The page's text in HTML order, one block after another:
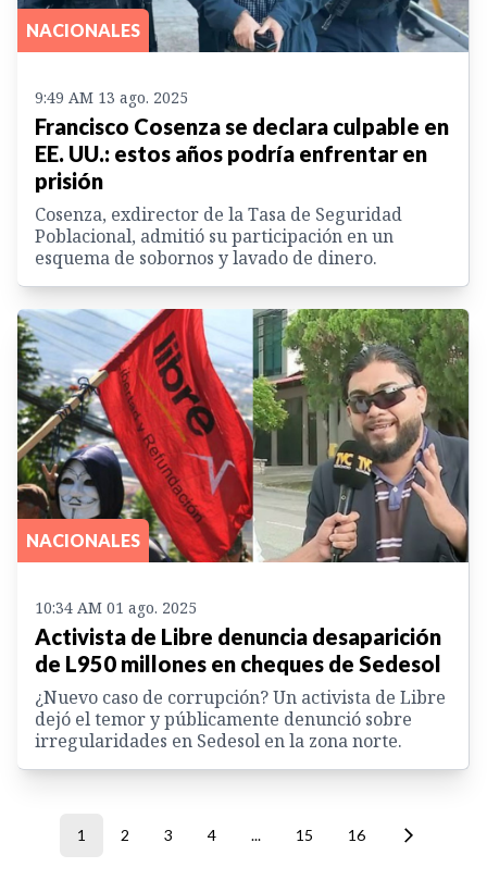
NACIONALES
9:49 AM 13 ago. 2025
Francisco Cosenza se declara culpable en
EE. UU.: estos años podría enfrentar en
prisión
Cosenza, exdirector de la Tasa de Seguridad
Poblacional, admitió su participación en un
esquema de sobornos y lavado de dinero.
NACIONALES
10:34 AM 01 ago. 2025
Activista de Libre denuncia desaparición
de L950 millones en cheques de Sedesol
¿Nuevo caso de corrupción? Un activista de Libre
dejó el temor y públicamente denunció sobre
irregularidades en Sedesol en la zona norte.
1 2 3 4 ... 15 16